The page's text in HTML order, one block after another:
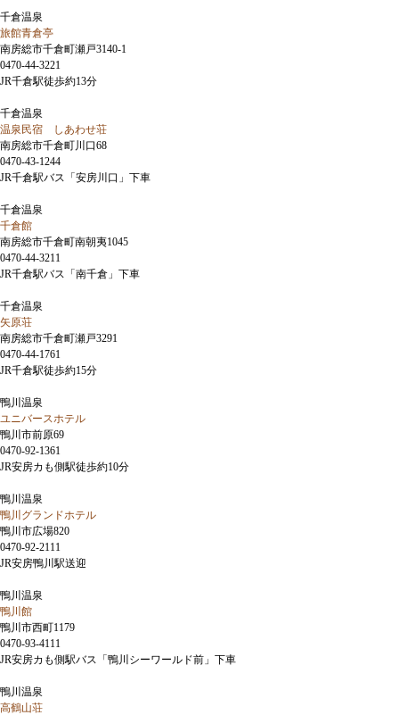
千倉温泉
旅館青倉亭
南房総市千倉町瀬戸3140-1
0470-44-3221
JR千倉駅徒歩約13分
千倉温泉
温泉民宿 しあわせ荘
南房総市千倉町川口68
0470-43-1244
JR千倉駅バス「安房川口」下車
千倉温泉
千倉館
南房総市千倉町南朝夷1045
0470-44-3211
JR千倉駅バス「南千倉」下車
千倉温泉
矢原荘
南房総市千倉町瀬戸3291
0470-44-1761
JR千倉駅徒歩約15分
鴨川温泉
ユニバースホテル
鴨川市前原69
0470-92-1361
JR安房カも側駅徒歩約10分
鴨川温泉
鴨川グランドホテル
鴨川市広場820
0470-92-2111
JR安房鴨川駅送迎
鴨川温泉
鴨川館
鴨川市西町1179
0470-93-4111
JR安房カも側駅バス「鴨川シーワールド前」下車
鴨川温泉
高鶴山荘